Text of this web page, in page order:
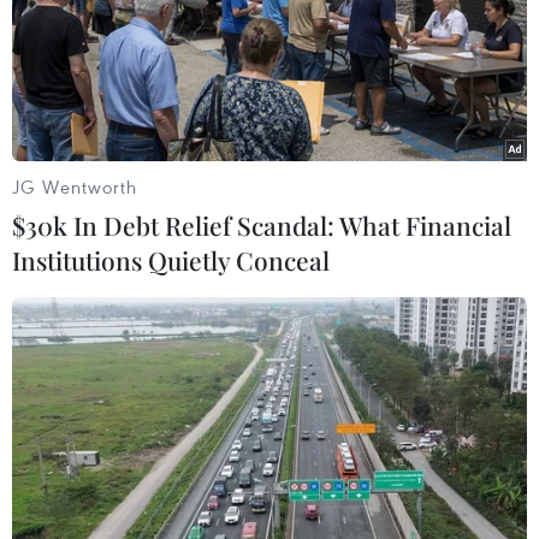
TIN LIÊN QUAN
JG Wentworth
$30k In Debt Relief Scandal: What Financial
Institutions Quietly Conceal